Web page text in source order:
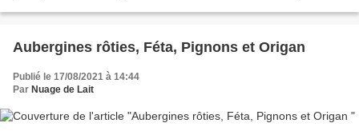
Aubergines rôties, Féta, Pignons et Origan
Publié le 17/08/2021 à 14:44
Par Nuage de Lait